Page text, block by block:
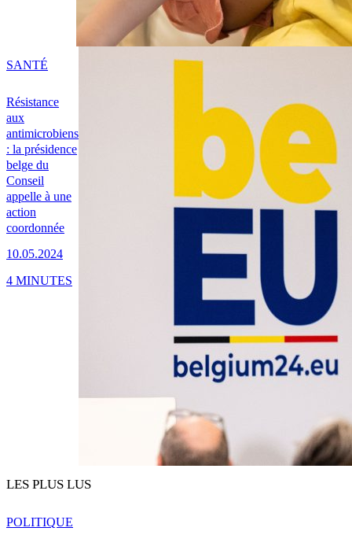
Résistance
aux
antimicrobiens
: la présidence
belge du
Conseil
appelle à une
action
coordonnée
10.05.2024
SANTÉ
4 MINUTES
LES PLUS LUS
POLITIQUE